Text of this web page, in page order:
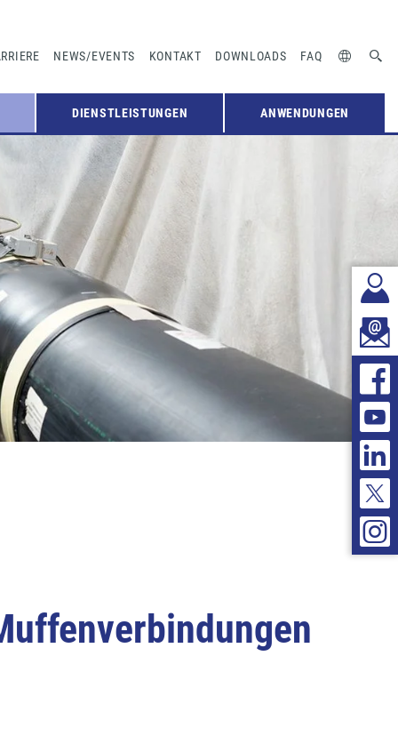
NEWS/EVENTS KONTAKT DOWNLOADS FAQ
DIENSTLEISTUNGEN ANWENDUNGEN